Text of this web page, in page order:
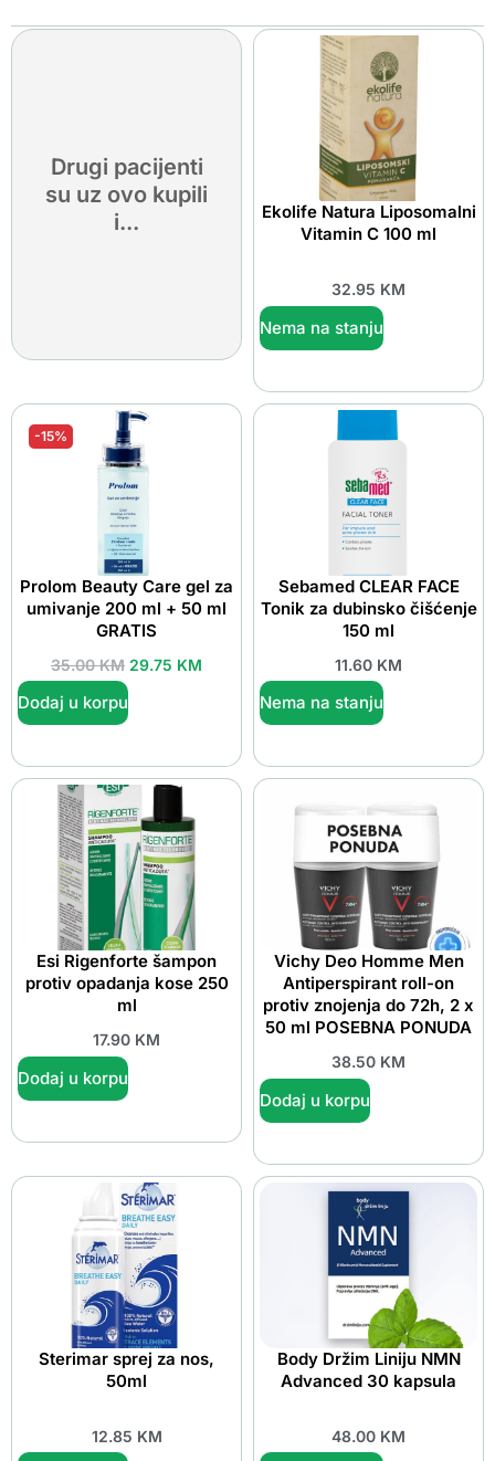
Drugi pacijenti
su uz ovo kupili
i...
Ekolife Natura Liposomalni
Vitamin C 100 ml
32.95 KM
Nema na stanju
-15%
Prolom Beauty Care gel za
umivanje 200 ml + 50 ml
GRATIS
35.00KM 29.75 KM
Dodaj u korpu
Sebamed CLEAR FACE
Tonik za dubinsko čišćenje
150 ml
11.60 KM
Nema na stanju
Esi Rigenforte šampon
protiv opadanja kose 250
ml
17.90 KM
Dodaj u korpu
Vichy Deo Homme Men
Antiperspirant roll-on
protiv znojenja do 72h, 2 x
50 ml POSEBNA PONUDA
38.50 KM
Dodaj u korpu
Sterimar sprej za nos,
50ml
12.85 KM
Body Držim Liniju NMN
Advanced 30 kapsula
48.00 KM